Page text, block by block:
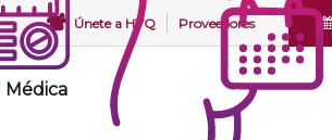
Únete a HVQ Proveedores
Médica